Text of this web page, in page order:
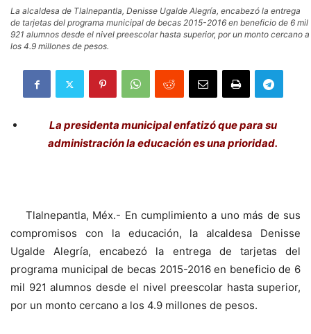
La alcaldesa de Tlalnepantla, Denisse Ugalde Alegría, encabezó la entrega
de tarjetas del programa municipal de becas 2015-2016 en beneficio de 6 mil
921 alumnos desde el nivel preescolar hasta superior, por un monto cercano a
los 4.9 millones de pesos.
La presidenta municipal enfatizó que para su
administración la educación es una prioridad.
Tlalnepantla, Méx.- En cumplimiento a uno más de sus
compromisos con la educación, la alcaldesa Denisse
Ugalde Alegría, encabezó la entrega de tarjetas del
programa municipal de becas 2015-2016 en beneficio de 6
mil 921 alumnos desde el nivel preescolar hasta superior,
por un monto cercano a los 4.9 millones de pesos.